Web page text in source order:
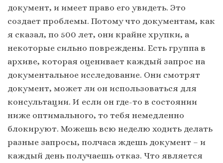
документ, и имеет право его увидеть. Это
создает проблемы. Потому что документам, как
я сказал, по 500 лет, они крайне хрупки, а
некоторые сильно повреждены. Есть группа в
архиве, которая оценивает каждый запрос на
документальное исследование. Они смотрят
документ, может ли он использоваться для
консультации. И если он где-то в состоянии
ниже оптимального, то тебя немедленно
блокируют. Можешь всю неделю ходить делать
разные запросы, полчаса ждешь документ – и
каждый день получаешь отказ. Что является